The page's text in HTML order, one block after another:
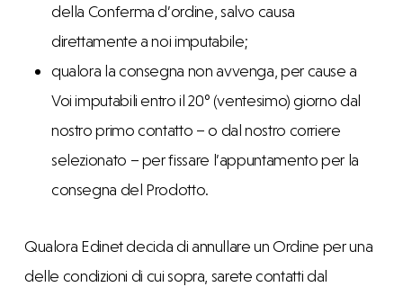
della Conferma d’ordine, salvo causa
direttamente a noi imputabile;
qualora la consegna non avvenga, per cause a
Voi imputabili entro il 20° (ventesimo) giorno dal
nostro primo contatto – o dal nostro corriere
selezionato – per fissare l’appuntamento per la
consegna del Prodotto.
Qualora Edinet decida di annullare un Ordine per una
delle condizioni di cui sopra, sarete contatti dal